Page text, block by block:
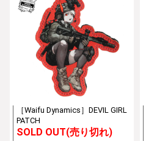
［Waifu Dynamics］DEVIL GIRL
PATCH
SOLD OUT(売り切れ)